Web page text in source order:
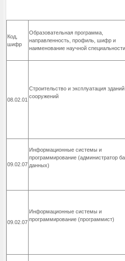
Код,
шифр
Образовательная программа,
направленность, профиль, шифр и
наименование научной специальности
08.02.01
Строительство и эксплуатация
сооружений
09.02.07
Информационные системы и
программирование (администратор
данных)
09.02.07
Информационные системы и
программирование (программист)